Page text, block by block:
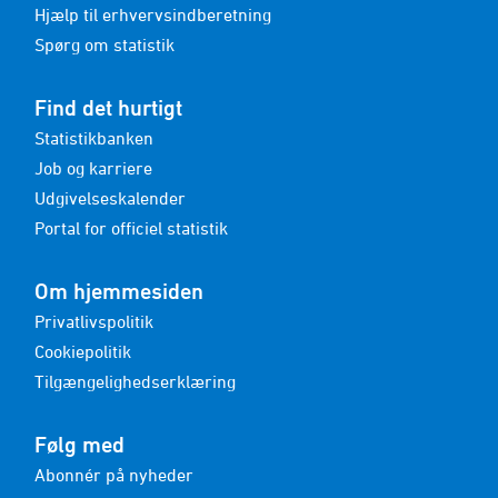
Barrierer for forbrug af billedkunst
årsag og køn
2024-2025 - Pct.
museumskategori, køn og alder
2024-2025 - Pct.
Besøg på museum
museets placering, køn og alder
2024-2025 - Pct.
2024-2025 - Pct.
Brug af museers digitale tjenester
tjeneste, køn og alder
2024-2025 - Pct.
2024-2025 - Pct.
Hjælp til erhvervsindberetning
Spørg om statistik
Find det hurtigt
Statistikbanken
Job og karriere
Udgivelseskalender
Portal for officiel statistik
Om hjemmesiden
Privatlivspolitik
Cookiepolitik
Tilgængelighedserklæring
Følg med
Abonnér på nyheder